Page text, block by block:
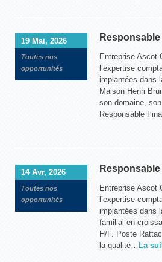
Entreprise Ascot
l’expertise
implantées dans
Maison Henri
son domaine,
Responsable
19 Mai, 2026
Toutes nos
opportunités
Entreprise Ascot
l’expertise
implantées dans
familial en
H/F. Poste
la qualité… La
14 Avr, 2026
Toutes nos
opportunités